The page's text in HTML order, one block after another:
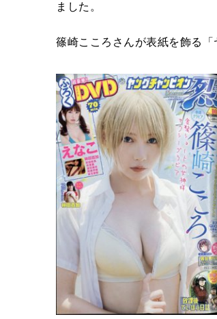
ました。
篠崎こころさんが表紙を飾る